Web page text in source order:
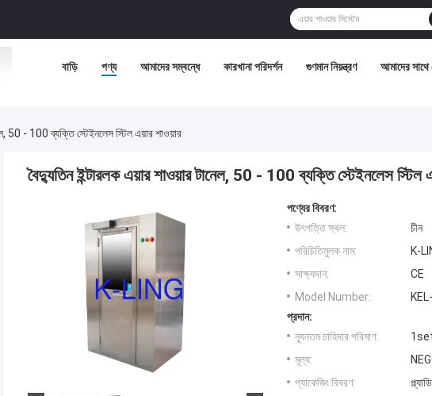
বাড়ি পণ্য আমাদের সম্বন্ধে কারখানা পরিদর্শন গুণমান নিয়ন্ত্রণ আমাদের
50 - 100 ব্যক্তি স্টেইনলেস স্টিল এয়ার শাওয়ার
বৈদ্যুতিন ইন্টারলক এয়ার শাওয়ার টানেল, 50 - 100 ব্যক্তি স্টেইনলেস স্টিল
পণ্যের বিবরণ:
উৎপত্তি স্থল:
চীন
পরিচিতিমুলক নাম:
K-
সাক্ষ্যদান:
CE
Model Number:
প্রদান:
ন্যূনতম চাহিদার পরিমাণ:
মূল্য:
প্যাকেজিং বিবরণ: